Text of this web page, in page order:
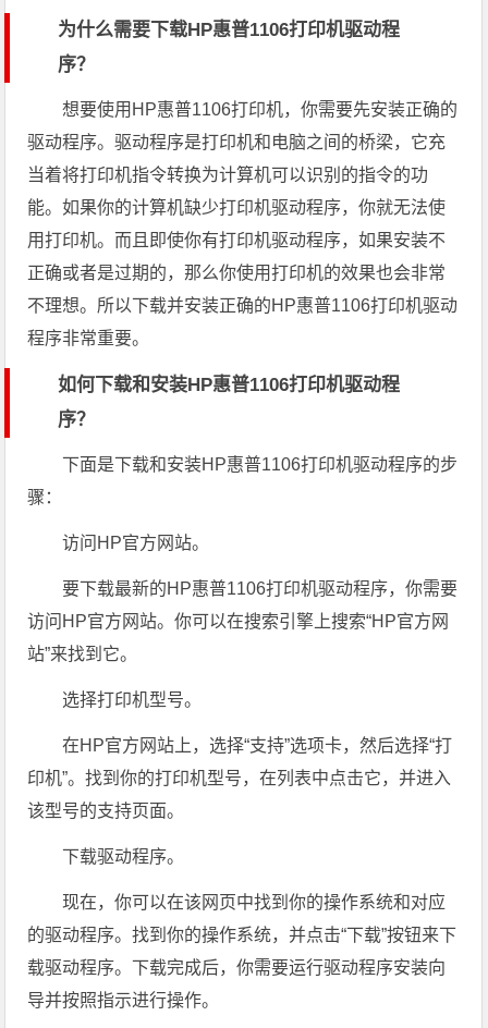
为什么需要下载HP惠普1106打印机驱动程
序？
想要使用HP惠普1106打印机，你需要先安装正确的
驱动程序。驱动程序是打印机和电脑之间的桥梁，它充
当着将打印机指令转换为计算机可以识别的指令的功
能。如果你的计算机缺少打印机驱动程序，你就无法使
用打印机。而且即使你有打印机驱动程序，如果安装不
正确或者是过期的，那么你使用打印机的效果也会非常
不理想。所以下载并安装正确的HP惠普1106打印机驱动
程序非常重要。
如何下载和安装HP惠普1106打印机驱动程
序？
下面是下载和安装HP惠普1106打印机驱动程序的步
骤：
访问HP官方网站。
要下载最新的HP惠普1106打印机驱动程序，你需要
访问HP官方网站。你可以在搜索引擎上搜索“HP官方网
站”来找到它。
选择打印机型号。
在HP官方网站上，选择“支持”选项卡，然后选择“打
印机”。找到你的打印机型号，在列表中点击它，并进入
该型号的支持页面。
下载驱动程序。
现在，你可以在该网页中找到你的操作系统和对应
的驱动程序。找到你的操作系统，并点击“下载”按钮来下
载驱动程序。下载完成后，你需要运行驱动程序安装向
导并按照指示进行操作。